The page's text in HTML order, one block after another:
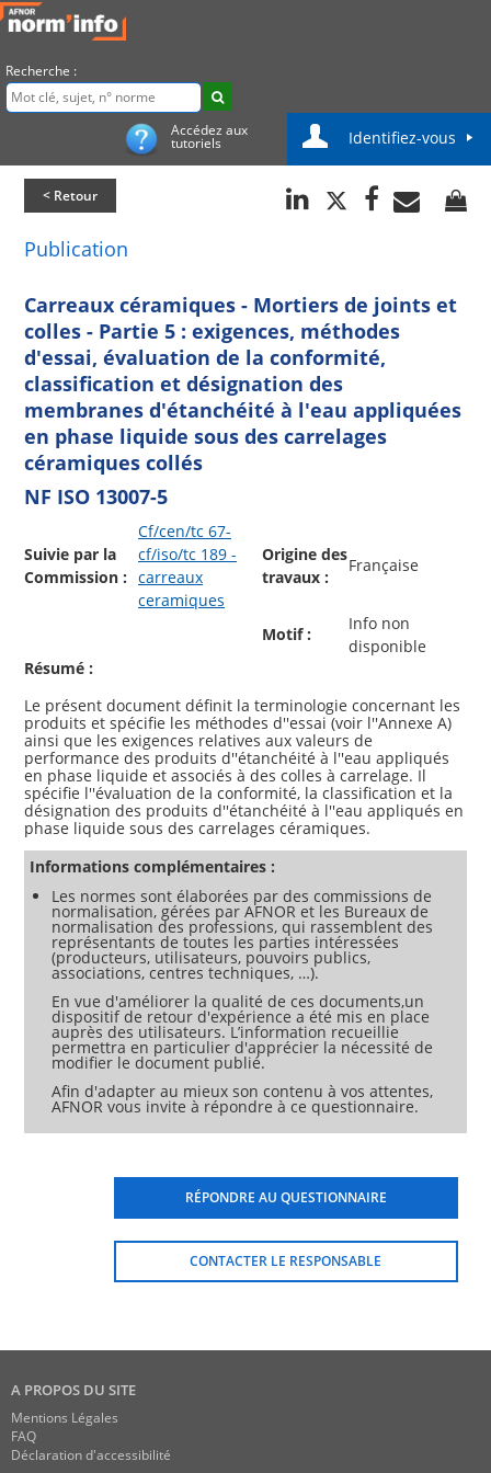
Recherche :
Accédez aux
tutoriels Identifiez-vous
< Retour
Publication
Carreaux céramiques - Mortiers de joints et
colles - Partie 5 : exigences, méthodes
d'essai, évaluation de la conformité,
classification et désignation des
membranes d'étanchéité à l'eau appliquées
en phase liquide sous des carrelages
céramiques collés
NF ISO 13007-5
Suivie par la
Commission :
Cf/cen/tc 67-
cf/iso/tc 189 -
carreaux
ceramiques
Origine des
travaux :
Française
Motif :
Info non
disponible
Résumé :
Le présent document définit la terminologie concernant les
produits et spécifie les méthodes d''essai (voir l''Annexe A)
ainsi que les exigences relatives aux valeurs de
performance des produits d''étanchéité à l''eau appliqués
en phase liquide et associés à des colles à carrelage. Il
spécifie l''évaluation de la conformité, la classification et la
désignation des produits d''étanchéité à l''eau appliqués en
Informations complémentaires :
Les normes sont élaborées par des commissions de
normalisation, gérées par AFNOR et les Bureaux de
normalisation des professions, qui rassemblent des
représentants de toutes les parties intéressées
(producteurs, utilisateurs, pouvoirs publics,
associations, centres techniques, …).
En vue d'améliorer la qualité de ces documents,un
dispositif de retour d'expérience a été mis en place
auprès des utilisateurs. L’information recueillie
permettra en particulier d'apprécier la nécessité de
modifier le document publié.
Afin d'adapter au mieux son contenu à vos attentes,
AFNOR vous invite à répondre à ce questionnaire.
RÉPONDRE AU QUESTIONNAIRE
CONTACTER LE RESPONSABLE
A PROPOS DU SITE
Mentions Légales
FAQ
Déclaration d'accessibilité